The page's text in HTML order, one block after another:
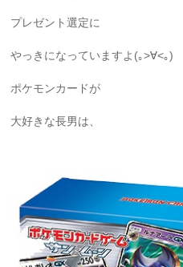
プレゼント選定に
やっきになっていますよ(｡>∀<｡)
ポケモンカードが
大好きな長男は、